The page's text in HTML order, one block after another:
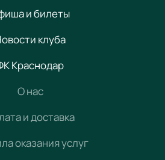
и билеты
клуба
Краснодар
О нас
и доставка
оказания услуг